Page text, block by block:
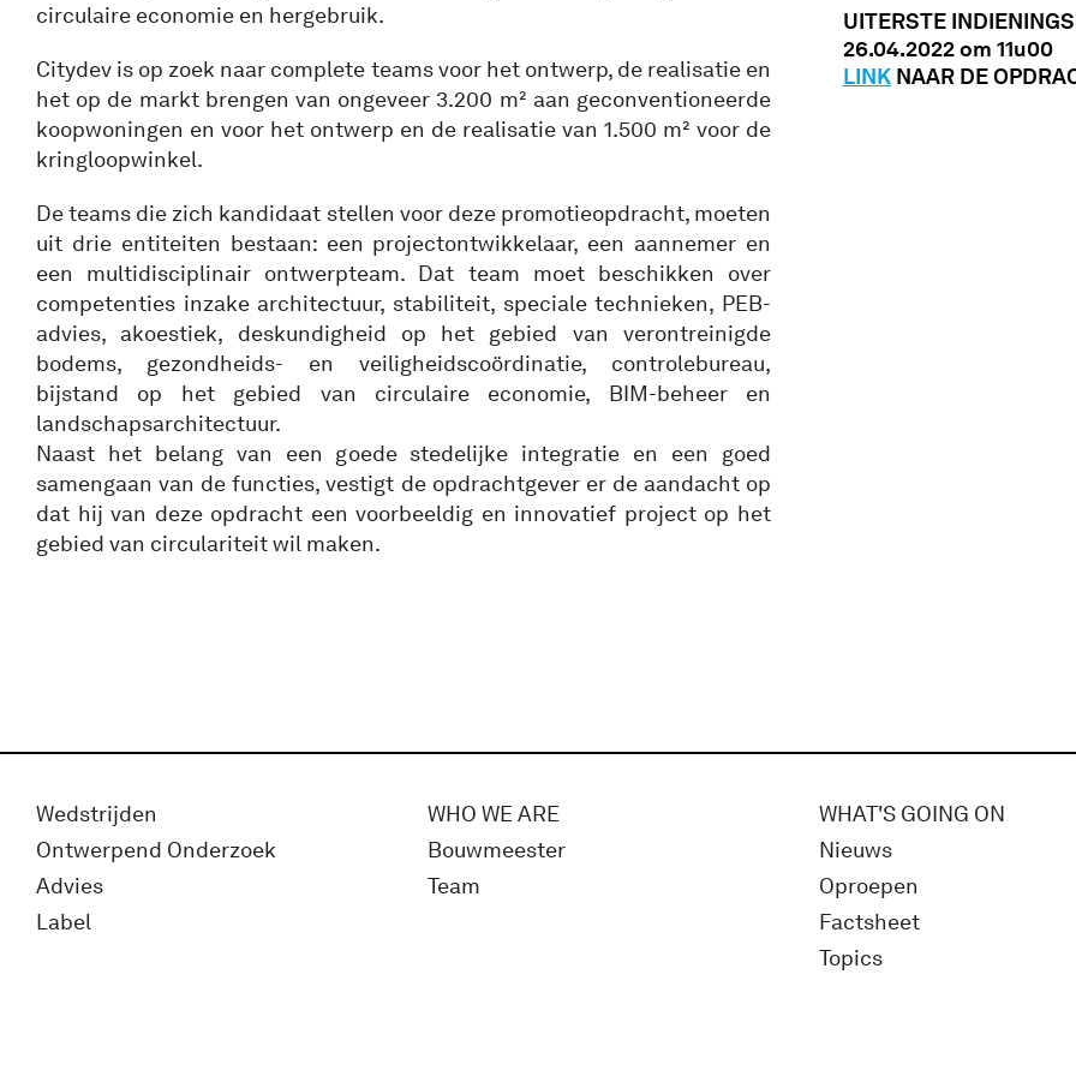
circulaire economie en hergebruik.
Citydev is op zoek naar complete teams voor het ontwerp, de realisatie en
het op de markt brengen van ongeveer 3.200 m² aan geconventioneerde
koopwoningen en voor het ontwerp en de realisatie van 1.500 m² voor de
kringloopwinkel.
De teams die zich kandidaat stellen voor deze promotieopdracht, moeten
uit drie entiteiten bestaan: een projectontwikkelaar, een aannemer en
een multidisciplinair ontwerpteam. Dat team moet beschikken over
competenties inzake architectuur, stabiliteit, speciale technieken, PEB-
advies, akoestiek, deskundigheid op het gebied van verontreinigde
bodems, gezondheids- en veiligheidscoördinatie, controlebureau,
bijstand op het gebied van circulaire economie, BIM-beheer en
landschapsarchitectuur.
Naast het belang van een goede stedelijke integratie en een goed
samengaan van de functies, vestigt de opdrachtgever er de aandacht op
dat hij van deze opdracht een voorbeeldig en innovatief project op het
gebied van circulariteit wil maken.
UITERSTE
26.04.2022 om 11u00
LINK NAAR DE
Wedstrijden
Ontwerpend Onderzoek
Advies
Label
WHO WE ARE
Bouwmeester
Team
WHAT'S GOING ON
Nieuws
Oproepen
Factsheet
Topics